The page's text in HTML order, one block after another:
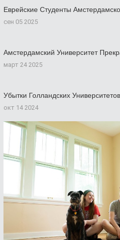
Еврейские Студенты
сен 05 2025
Амстердамский Университет
март 24 2025
Убытки Голландских
окт 14 2024